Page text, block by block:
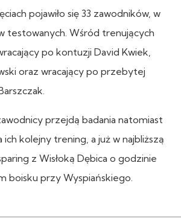
pojawiło się 33 zawodników, w
testowanych. Wśród trenujących
po kontuzji David Kwiek,
oraz wracający po przebytej
przejdą badania natomiast
ich kolejny trening, a już w najbliższą
z Wisłoką Dębica o godzinie
boisku przy Wyspiańskiego.